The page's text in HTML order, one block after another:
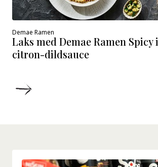
Demae Ramen
Laks med Demae Ramen Spicy i
citron-dildsauce